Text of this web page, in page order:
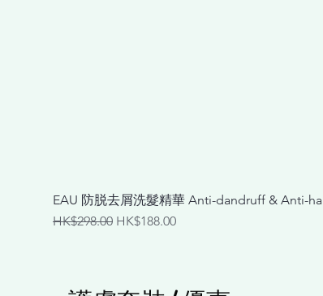
EAU 防脱去屑洗髮精華 Anti-dandruff & Anti-
一般價格
HK$298.00 促銷價格
HK$188.00